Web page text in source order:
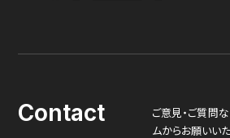
Contact ご意見・ご質問な
ムからお願いいた